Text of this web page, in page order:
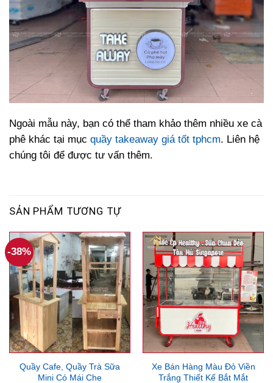
Ngoài mẫu này, bạn có thể tham khảo thêm nhiều xe cà
phê khác tại mục quầy takeaway giá tốt tphcm. Liên hệ
chúng tôi để được tư vấn thêm.
SẢN PHẨM TƯƠNG TỰ
-38%
Quầy Cafe, Quầy Trà Sữa
Mini Có Mái Che
Xe Bán Hàng Màu Đỏ Viền
Trắng Thiết Kế Bắt Mắt